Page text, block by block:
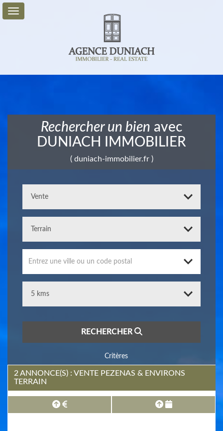
+
Rechercher un bien avec
DUNIACH IMMOBILIER
( duniach-immobilier.fr )
Entrez une ville ou un code postal
RECHERCHER
Critères
2 ANNONCE(S) : VENTE PEZENAS & ENVIRONS
TERRAIN